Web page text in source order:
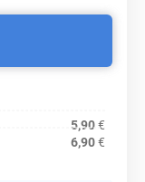
5,90€
6,90€